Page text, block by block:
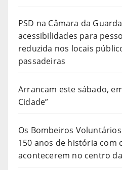
PSD na Câmara da
acessibilidades para
reduzida nos locais
passadeiras
Arrancam este sábado,
Cidade”
Os Bombeiros
150 anos de história com
acontecerem no centro